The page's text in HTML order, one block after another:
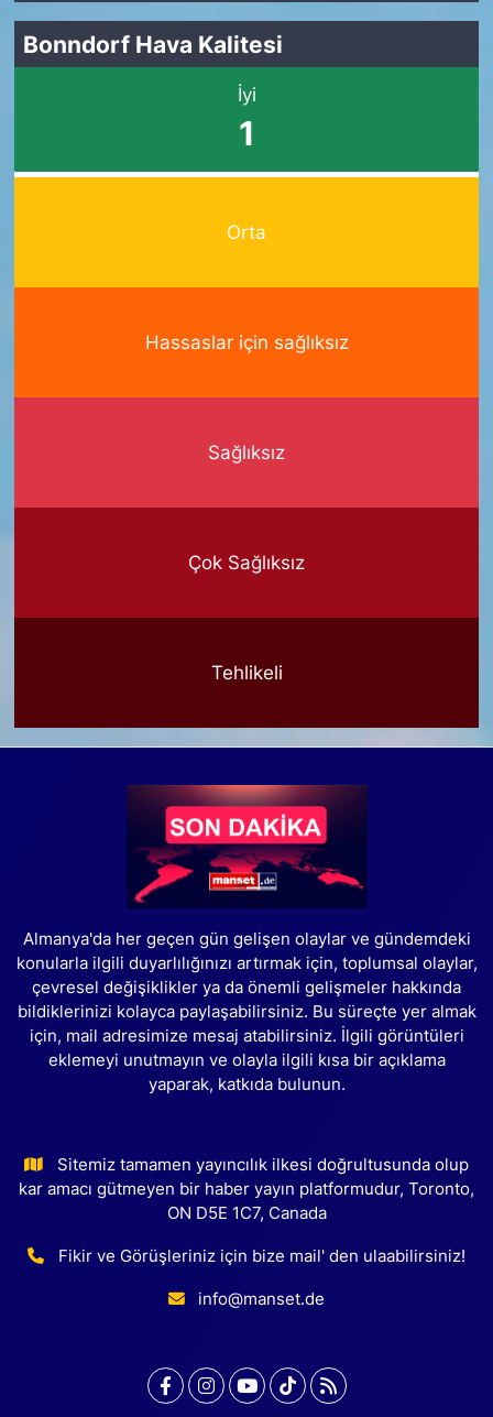
Bonndorf Hava Kalitesi
İyi
1
Orta
Hassaslar için sağlıksız
Sağlıksız
Çok Sağlıksız
Tehlikeli
Almanya'da her geçen gün gelişen olaylar ve gündemdeki
konularla ilgili duyarlılığınızı artırmak için, toplumsal olaylar,
çevresel değişiklikler ya da önemli gelişmeler hakkında
bildiklerinizi kolayca paylaşabilirsiniz. Bu süreçte yer almak
için, mail adresimize mesaj atabilirsiniz. İlgili görüntüleri
eklemeyi unutmayın ve olayla ilgili kısa bir açıklama
yaparak, katkıda bulunun.
Sitemiz tamamen yayıncılık ilkesi doğrultusunda olup
kar amacı gütmeyen bir haber yayın platformudur, Toronto,
ON D5E 1C7, Canada
Fikir ve Görüşleriniz için bize mail' den ulaabilirsiniz!
info@manset.de